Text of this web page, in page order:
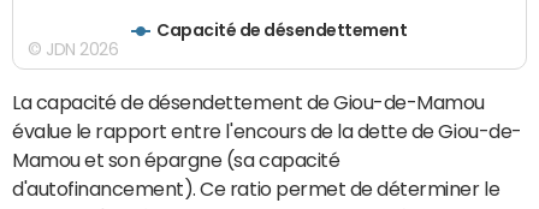
Capacité de désendettement
© JDN 2026
La capacité de désendettement de Giou-de-Mamou
évalue le rapport entre l'encours de la dette de Giou-de-
Mamou et son épargne (sa capacité
d'autofinancement). Ce ratio permet de déterminer le